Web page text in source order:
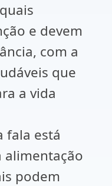
e devem
com a
que
a vida
fala está
podem